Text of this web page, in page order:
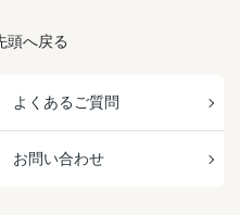
頭へ戻る
よくあるご質問
お問い合わせ